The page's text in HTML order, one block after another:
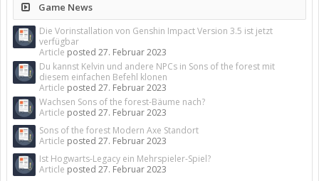
Game News
Die Vorinstallation von Genshin Impact Version 3.5 ist jetzt
verfügbar
Article posted 27. Februar 2023
Du kannst Kelvin und andere NPCs in Sons of the forest mit
diesem einfachen Befehl klonen
Article posted 27. Februar 2023
Wachsen Sons of the forest-Bäume nach?
Article posted 27. Februar 2023
Sons of the forest Modern Axe Standort
Article posted 27. Februar 2023
Ist Hogwarts-Legacy ein Mehrspieler-Spiel?
Article posted 27. Februar 2023